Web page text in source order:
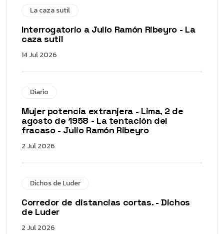
La caza sutil
Interrogatorio a Julio Ramón Ribeyro - La
caza sutil
14 Jul 2026
Diario
Mujer potencia extranjera - Lima, 2 de
agosto de 1958 - La tentación del
fracaso - Julio Ramón Ribeyro
2 Jul 2026
Dichos de Luder
Corredor de distancias cortas. - Dichos
de Luder
2 Jul 2026